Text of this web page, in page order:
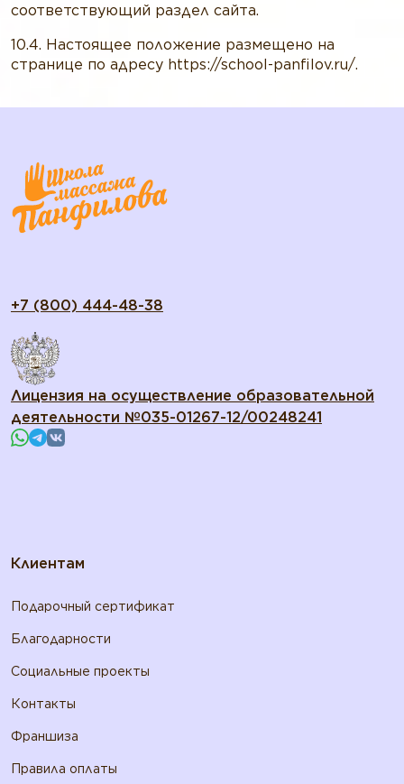
соответствующий раздел сайта.
10.4. Настоящее положение размещено на
странице по адресу https://school-panfilov.ru/.
Лицензия на осуществление образовательной
деятельности №035-01267-12/00248241
Клиентам
Подарочный сертификат
Благодарности
Социальные проекты
Контакты
Франшиза
Правила оплаты
+7 (800) 444-48-38